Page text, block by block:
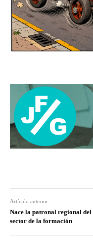
Artículo anterior
Nace la patronal regional del
sector de la formación